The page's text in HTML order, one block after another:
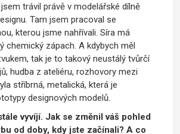
trávil právě v modelářské dílně
Tam jsem pracoval se
kterou jsme nahřívali. Síra má
chemický zápach. A kdybych měl
tak je to takový neustálý tvůrčí
ů, hudba z ateliéru, rozhovory mezi
stříbrná, metalická, která je
designových modelů.
vyvíjí. Jak se změnil váš pohled
od doby, kdy jste začínali? A co